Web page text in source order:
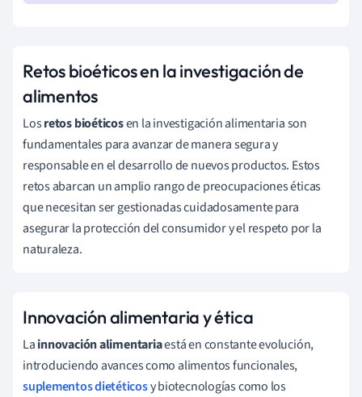
Retos bioéticos en la investigación de
alimentos
Losretos bioéticosen la investigación alimentaria son
fundamentales para avanzar de manera segura y
responsable en el desarrollo de nuevos productos. Estos
retos abarcan un amplio rango de preocupaciones éticas
que necesitan ser gestionadas cuidadosamente para
asegurar la protección del consumidor y el respeto por la
naturaleza.
Innovación alimentaria y ética
Lainnovación alimentariaestá en constante evolución,
introduciendo avances como alimentos funcionales,
suplementos dietéticosy biotecnologías como los